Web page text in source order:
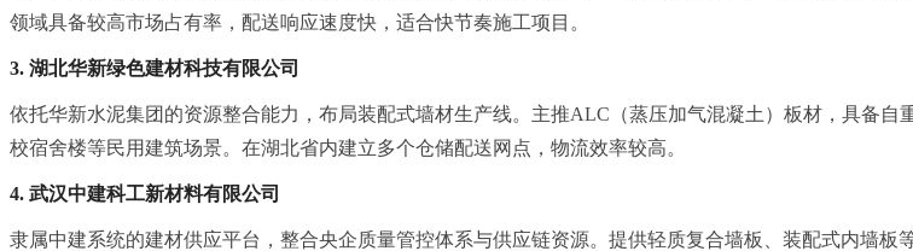
领域具备较高市场占有率，配送响应速度快，适合快节奏施工项目。
3. 湖北华新绿色建材科技有限公司
依托华新水泥集团的资源整合能力，布局装配式墙材生产线。主推ALC（蒸压加气混凝土）板材，具备
校宿舍楼等民用建筑场景。在湖北省内建立多个仓储配送网点，物流效率较高。
4. 武汉中建科工新材料有限公司
隶属中建系统的建材供应平台，整合央企质量管控体系与供应链资源。提供轻质复合墙板、装配式内墙